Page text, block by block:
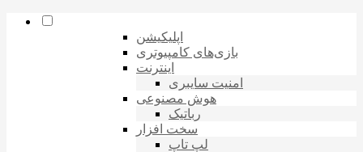
اپلیکیشن
بازی‌های کامپیوتری
اینترنت
امنیت سایبری
هوش مصنوعی
رباتیک
سخت افزار
لپ تاپ